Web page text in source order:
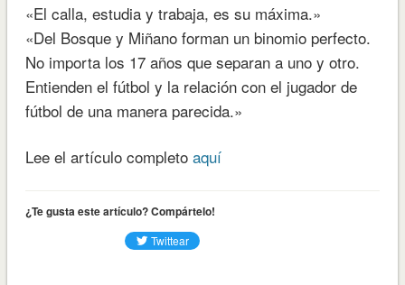
«El calla, estudia y trabaja, es su máxima.»
«Del Bosque y Miñano forman un binomio perfecto.
No importa los 17 años que separan a uno y otro.
Entienden el fútbol y la relación con el jugador de
fútbol de una manera parecida.»
Lee el artículo completo aquí
¿Te gusta este artículo? Compártelo!